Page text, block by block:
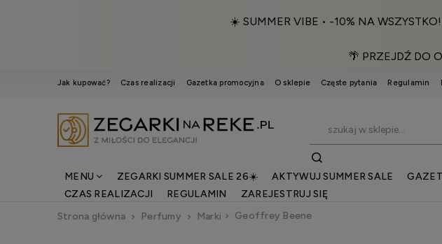
☀️ SUMMER VIBE • -10% NA
🌴 PRZEJDŹ DO
Jak kupować? Czas realizacji Gazetka promocyjna O sklepie Częste pytania Regulamin
MENU ZEGARKI SUMMER SALE 26☀️ AKTYWUJ SUMMER SALE
CZAS REALIZACJI
REGULAMIN
ZAREJESTRUJ SIĘ
Strona główna
Perfumy Marki Geoffrey Beene